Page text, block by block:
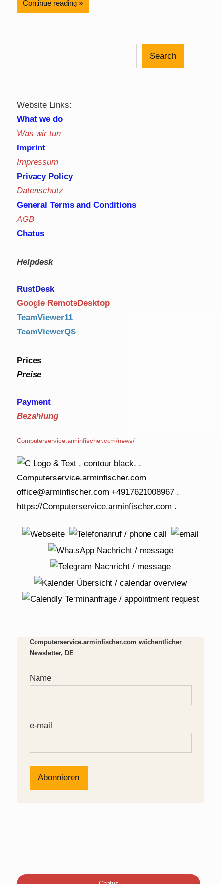
Continue reading
Search
Website Links:
What we do
Was wir tun
Imprint
Impressum
Privacy Policy
Datenschutz
General Terms and Conditions
AGB
Chatus
Helpdesk
RustDesk
Google RemoteDesktop
TeamViewer11
TeamViewerQS
Prices
Preise
Payment
Bezahlung
Computerservice.arminfischer.com/news/
Computerservice.arminfischer.com wöchentlicher
Newsletter, DE
Name
e-mail